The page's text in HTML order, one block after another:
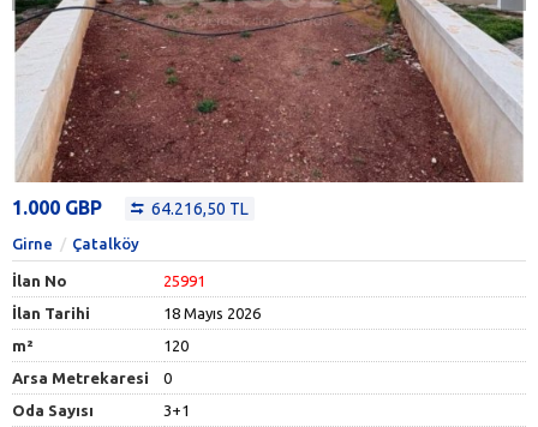
1.000 GBP 64.216,50 TL
Girne Çatalköy
İlan No
25991
İlan Tarihi
18 Mayıs 2026
m²
120
Arsa Metrekaresi
0
Oda Sayısı
3+1